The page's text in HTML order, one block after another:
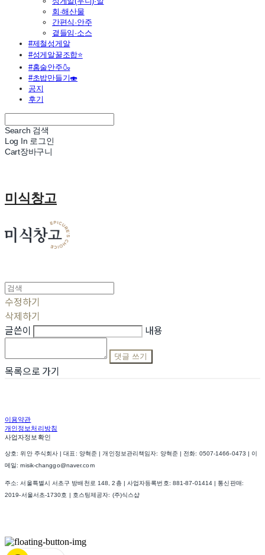
회·해산물
간편식·안주
곁들임·소스
#제철성게알
#성게알꿀조합⭐
#홈술안주🍶
#초밥만들기🍣
공지
후기
Search 검색
Log In 로그인
Cart장바구니
미식창고
수정하기
삭제하기
글쓴이
내용
댓글 쓰기
목록으로 가기
이용약관
개인정보처리방침
사업자정보확인
상호: 위안 주식회사 | 대표: 양혁준 | 개인정보관리책임자: 양혁준 | 전화: 0507-1466-0473 | 이
메일: misik-changgo@naver.com
주소: 서울특별시 서초구 방배천로 148, 2층 | 사업자등록번호: 881-87-01414 | 통신판매:
2019-서울서초-1730호
| 호스팅제공자: (주)식스샵